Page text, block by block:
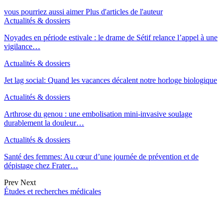
vous pourriez aussi aimer Plus d'articles de l'auteur
Actualités & dossiers
Noyades en période estivale : le drame de Sétif relance l’appel à une
vigilance…
Actualités & dossiers
Jet lag social: Quand les vacances décalent notre horloge biologique
Actualités & dossiers
Arthrose du genou : une embolisation mini-invasive soulage
durablement la douleur…
Actualités & dossiers
Santé des femmes: Au cœur d’une journée de prévention et de
dépistage chez Frater…
Prev Next
Études et recherches médicales